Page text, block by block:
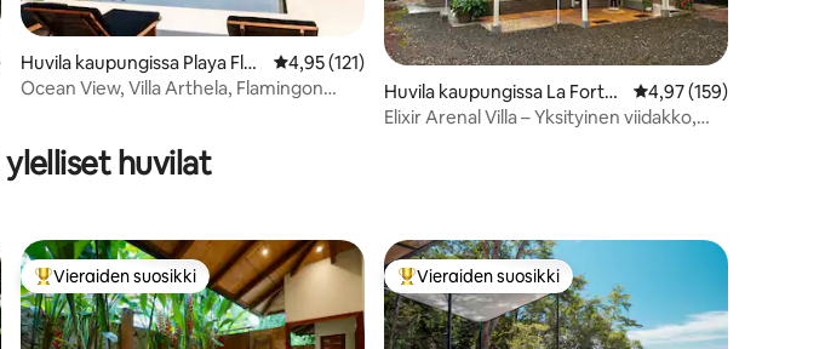
arvio 4,83/5, 464 arvostelua
Huvila kaupungissa Playa Fla
mingo
Keskimääräinen arvio 4,95/5, 121 arvostelua
4,95 (121)
Ocean View, Villa Arthela, Flamingon
Huvila kaupungissa La Fortu
na
Keskimääräinen arvio
4,97 (159)
Elixir Arenal Villa – Yksityinen viidakko,
huvilat
Vieraiden suosikkien parhaimmistoa
Vieraiden suosikki Vieraiden suosikkien parhaimmistoa
Vieraiden suosikki